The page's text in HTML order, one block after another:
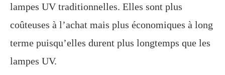
lampes UV traditionnelles. Elles sont plus
coûteuses à l’achat mais plus économiques à long
terme puisqu’elles durent plus longtemps que les
lampes UV.